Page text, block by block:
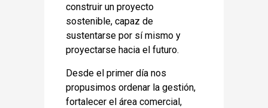
construir un proyecto
sostenible, capaz de
sustentarse por sí mismo y
proyectarse hacia el futuro.
Desde el primer día nos
propusimos ordenar la gestión,
fortalecer el área comercial,